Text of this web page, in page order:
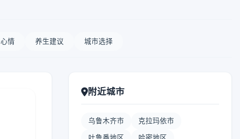
心情 养生建议 城市选择
附近城市
乌鲁木齐市 克拉玛依市